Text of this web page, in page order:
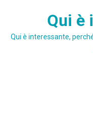
Qui è
Qui è interessante,